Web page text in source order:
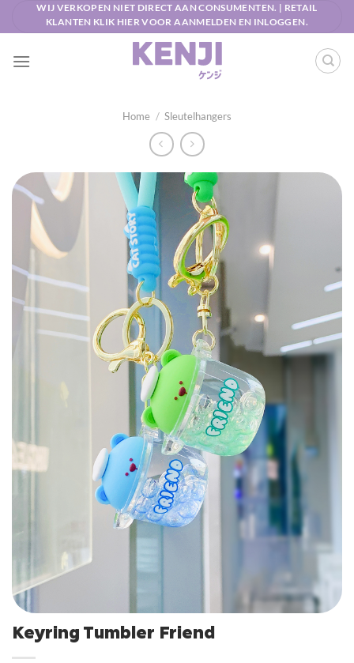
WIJ VERKOPEN NIET DIRECT AAN CONSUMENTEN. | RETAIL
KLANTEN KLIK HIER VOOR AANMELDEN EN INLOGGEN.
Home / Sleutelhangers
Keyring Tumbler Friend